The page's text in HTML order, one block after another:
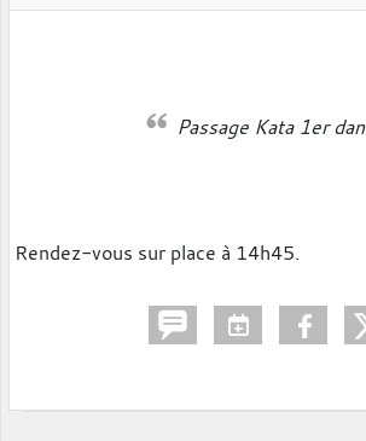
Passage Kata 1er dan
Rendez-vous sur place à 14h45.